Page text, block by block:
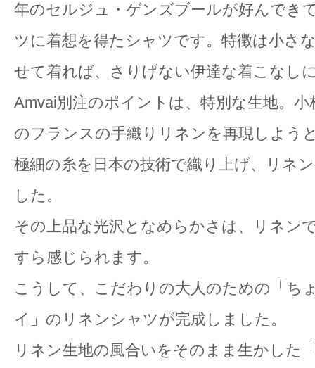
年のセルジュ・ゲンズブールが好んでき
ツに着想を得たシャツです。特徴は小さ
せて着れば、さりげない伊達な着こなし
Amvai別注のポイントは、特別な生地。小
のフランスの手織りリネンを再現しよう
極細の糸を日本の技術で織り上げ、リネ
した。
その上品な光沢となめらかさは、リネン
すら感じられます。
こうして、こだわりの大人のための「ち
イ」のリネンシャツが完成しました。
リネン生地の風合いをそのまま生かした